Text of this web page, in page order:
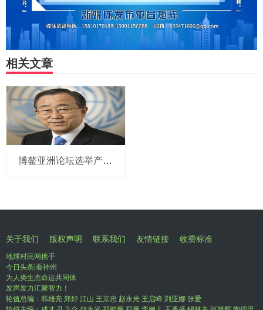
相关文章
博鳌亚洲论坛选举产生新一届理事会 潘基文当选理事长
关于我们 版权声明 联系我们 友情链接 收费标准
地球村民网携手
今日头条|看神州
为人类生态命运共同体
发声发力汇聚智力！
轮值总编：韩雄亮 郑好 江山 王京忠 赵永光 王启峰 刘亚娜 张爱